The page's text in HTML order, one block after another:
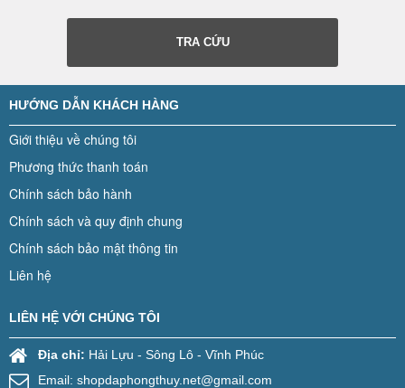
TRA CỨU
HƯỚNG DẪN KHÁCH HÀNG
Giới thiệu về chúng tôi
Phương thức thanh toán
Chính sách bảo hành
Chính sách và quy định chung
Chính sách bảo mật thông tin
Liên hệ
LIÊN HỆ VỚI CHÚNG TÔI
Địa chỉ: Hải Lựu - Sông Lô - Vĩnh Phúc
Email: shopdaphongthuy.net@gmail.com